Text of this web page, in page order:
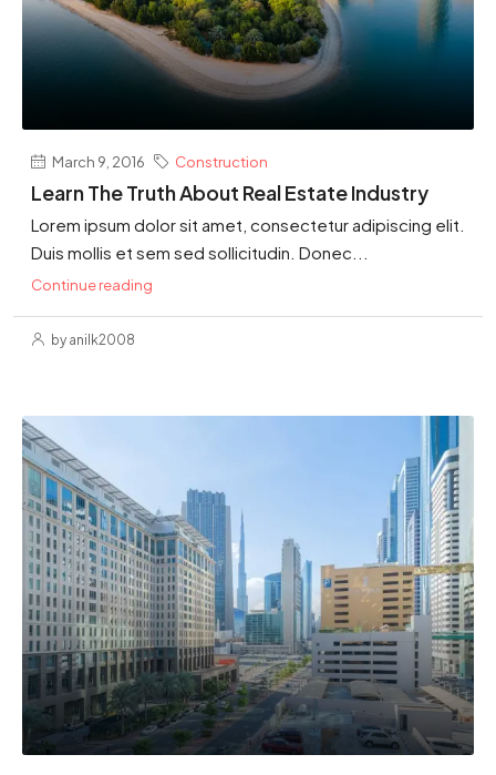
March 9, 2016 Construction
Learn The Truth About Real Estate Industry
Lorem ipsum dolor sit amet, consectetur adipiscing elit.
Duis mollis et sem sed sollicitudin. Donec...
Continue reading
by anilk2008